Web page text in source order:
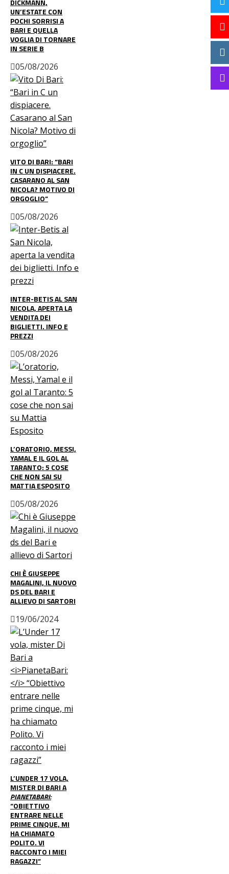
UN’ESTATE CON
POCHI SORRISI A
BARI E QUELLA
VOGLIA DI TORNARE
IN SERIE B
05/08/2026
VITO DI BARI: “BARI
IN C UN DISPIACERE.
CASARANO AL SAN
NICOLA? MOTIVO DI
ORGOGLIO”
05/08/2026
INTER-BETIS AL SAN
NICOLA, APERTA LA
VENDITA DEI
BIGLIETTI. INFO E
PREZZI
05/08/2026
L’ORATORIO, MESSI,
YAMAL E IL GOL AL
TARANTO: 5 COSE
CHE NON SAI SU
MATTIA ESPOSITO
05/08/2026
CHI È GIUSEPPE
MAGALINI, IL NUOVO
DS DEL BARI E
ALLIEVO DI SARTORI
19/06/2024
L’UNDER 17 VOLA,
MISTER DI BARI A
PIANETABARI:
“OBIETTIVO
ENTRARE NELLE
PRIME CINQUE, MI
HA CHIAMATO
POLITO. VI
RACCONTO I MIEI
RAGAZZI”